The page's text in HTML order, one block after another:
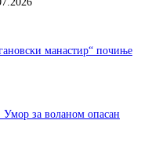
манастир“ почиње
за воланом опасан